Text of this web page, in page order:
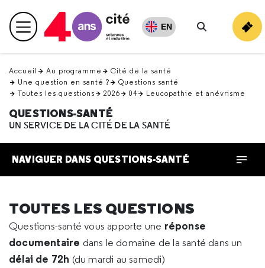
en
haut Menu principal EN
Rechercher
Accueil Au programme
Cité de la santé
Une question en santé ?
Questions santé
Toutes les questions
2026 04 Leucopathie et anévrisme
QUESTIONS-SANTÉ
UN SERVICE DE LA CITÉ DE LA SANTÉ
NAVIGUER DANS QUESTIONS-SANTÉ
TOUTES LES QUESTIONS
Questions-santé vous apporte une réponse
documentaire dans le domaine de la santé dans un
délai de 72h (du mardi au samedi)